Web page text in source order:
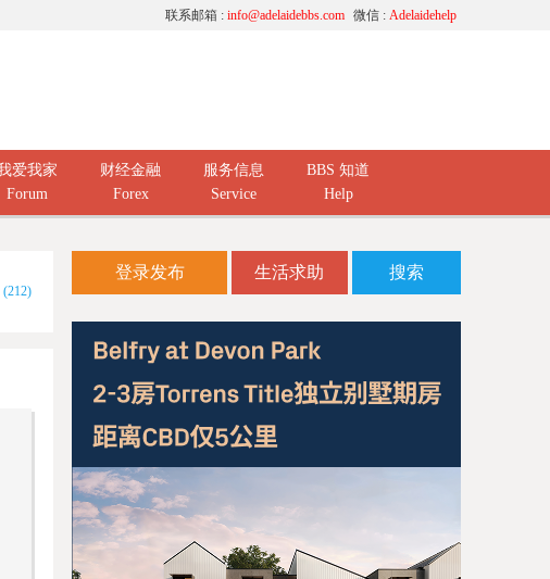
微信 : Adelaidehelp
联系邮箱 : info@adelaidebbs.com
爱我家
Forum
财经金融
Forex
服务信息
Service
BBS 知道
Help
(212)
登录发布 生活求助 搜索